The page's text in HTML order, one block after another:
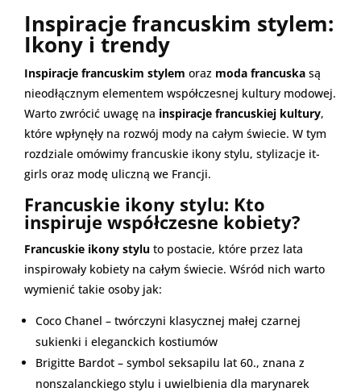
Inspiracje francuskim stylem:
Ikony i trendy
Inspiracje francuskim stylem oraz moda francuska są
nieodłącznym elementem współczesnej kultury modowej.
Warto zwrócić uwagę na inspiracje francuskiej kultury,
które wpłynęły na rozwój mody na całym świecie. W tym
rozdziale omówimy francuskie ikony stylu, stylizacje it-
girls oraz modę uliczną we Francji.
Francuskie ikony stylu: Kto
inspiruje współczesne kobiety?
Francuskie ikony stylu to postacie, które przez lata
inspirowały kobiety na całym świecie. Wśród nich warto
wymienić takie osoby jak:
Coco Chanel – twórczyni klasycznej małej czarnej
sukienki i eleganckich kostiumów
Brigitte Bardot – symbol seksapilu lat 60., znana z
nonszalanckiego stylu i uwielbienia dla marynarek